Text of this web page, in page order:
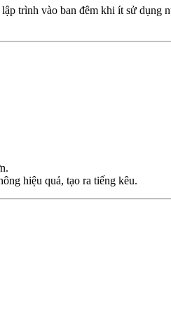
trình vào ban đêm khi ít sử dụng
hiệu quả, tạo ra tiếng kêu.